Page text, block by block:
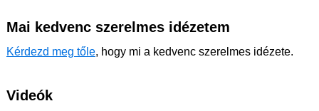
Mai kedvenc szerelmes idézetem
Kérdezd meg tőle, hogy mi a kedvenc szerelmes idézete.
Videók